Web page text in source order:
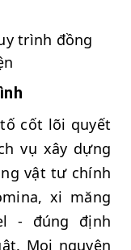
trình đồng
cốt lõi quyết
vụ xây dựng
vật tư chính
xi măng
- đúng định
Mọi nguyên